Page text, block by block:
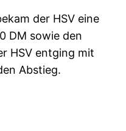
der HSV eine
DM sowie den
HSV entging mit
Abstieg.